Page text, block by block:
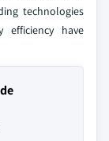
technologies
efficiency have